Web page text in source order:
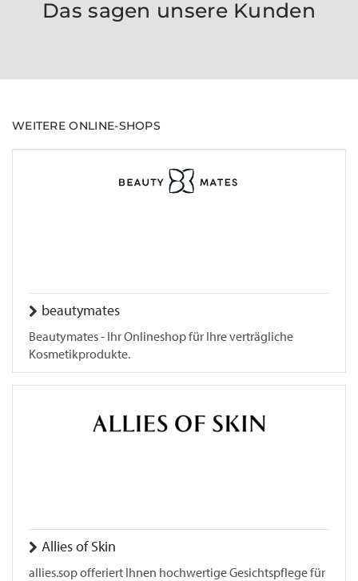
Das sagen unsere Kunden
WEITERE ONLINE-SHOPS
beautymates
Beautymates - Ihr Onlineshop für Ihre verträgliche
Kosmetikprodukte.
Allies of Skin
allies.sop offeriert Ihnen hochwertige Gesichtspflege für